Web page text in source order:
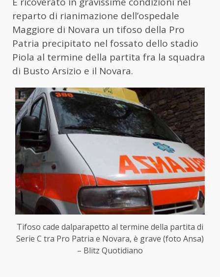
reparto di rianimazione dell’ospedale
Maggiore di Novara un tifoso della Pro
Patria precipitato nel fossato dello stadio
Piola al termine della partita fra la squadra
di Busto Arsizio e il Novara.
Tifoso cade dalparapetto al termine della partita di
Serie C tra Pro Patria e Novara, è grave (foto Ansa)
– Blitz Quotidiano